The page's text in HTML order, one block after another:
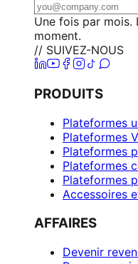
Une fois par mois.
moment.
// SUIVEZ-NOUS
PRODUITS
Plateformes
Plateformes
Plateformes
Plateformes
Plateformes
Accessoires
AFFAIRES
Devenir